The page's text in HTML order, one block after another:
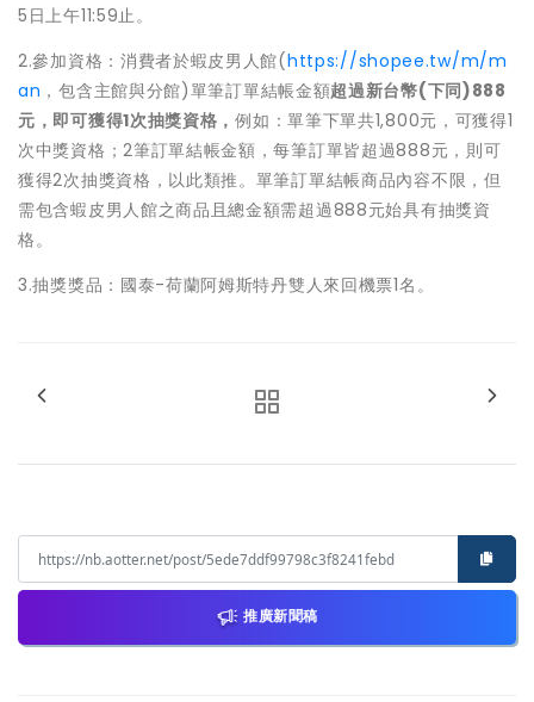
5日上午11:59止。
2.參加資格：消費者於蝦皮男人館(https://shopee.tw/m/m
an ，包含主館與分館)單筆訂單結帳金額超過新台幣(下同)888
元，即可獲得1次抽獎資格，例如：單筆下單共1,800元，可獲得1
次中獎資格；2筆訂單結帳金額，每筆訂單皆超過888元，則可
獲得2次抽獎資格，以此類推。單筆訂單結帳商品內容不限，但
需包含蝦皮男人館之商品且總金額需超過888元始具有抽獎資
格。
3.抽獎獎品：國泰-荷蘭阿姆斯特丹雙人來回機票1名。
推廣新聞稿